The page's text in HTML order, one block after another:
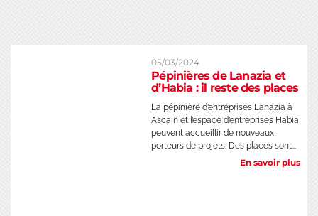
05/03/2024
Pépinières de Lanazia et
d’Habia : il reste des places
La pépinière d’entreprises Lanazia à
Ascain et l’espace d’entreprises Habia
peuvent accueillir de nouveaux
porteurs de projets. Des places sont...
En savoir plus